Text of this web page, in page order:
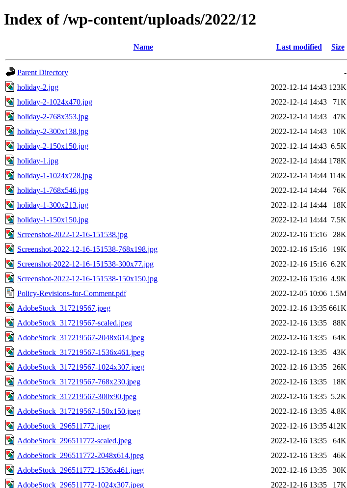
Index of /wp-content/uploads/2022/12
Name Last modified Size
Parent Directory
-
holiday-2.jpg
2022-12-14 14:43 123K
holiday-2-1024x470.jpg
2022-12-14 14:43
71K
holiday-2-768x353.jpg
2022-12-14 14:43
47K
holiday-2-300x138.jpg
2022-12-14 14:43
10K
holiday-2-150x150.jpg
2022-12-14 14:43 6.5K
holiday-1.jpg
2022-12-14 14:44 178K
holiday-1-1024x728.jpg
2022-12-14 14:44 114K
holiday-1-768x546.jpg
2022-12-14 14:44
76K
holiday-1-300x213.jpg
2022-12-14 14:44
18K
holiday-1-150x150.jpg
2022-12-14 14:44 7.5K
Screenshot-2022-12-16-151538.jpg
2022-12-16 15:16
28K
Screenshot-2022-12-16-151538-768x198.jpg
2022-12-16 15:16
19K
Screenshot-2022-12-16-151538-300x77.jpg
2022-12-16 15:16 6.2K
Screenshot-2022-12-16-151538-150x150.jpg
2022-12-16 15:16 4.9K
Policy-Revisions-for-Comment.pdf
2022-12-05 10:06 1.5M
AdobeStock_317219567.jpeg
2022-12-16 13:35 661K
AdobeStock_317219567-scaled.jpeg
2022-12-16 13:35
88K
AdobeStock_317219567-2048x614.jpeg
2022-12-16 13:35
64K
AdobeStock_317219567-1536x461.jpeg
2022-12-16 13:35
43K
AdobeStock_317219567-1024x307.jpeg
2022-12-16 13:35
26K
AdobeStock_317219567-768x230.jpeg
2022-12-16 13:35
18K
AdobeStock_317219567-300x90.jpeg
2022-12-16 13:35 5.2K
AdobeStock_317219567-150x150.jpeg
2022-12-16 13:35 4.8K
AdobeStock_296511772.jpeg
2022-12-16 13:35 412K
AdobeStock_296511772-scaled.jpeg
2022-12-16 13:35
64K
AdobeStock_296511772-2048x614.jpeg
2022-12-16 13:35
46K
AdobeStock_296511772-1536x461.jpeg
2022-12-16 13:35
30K
AdobeStock_296511772-1024x307.jpeg
2022-12-16 13:35
17K